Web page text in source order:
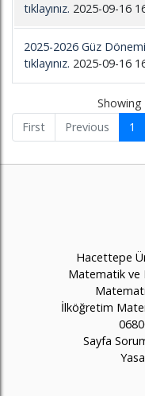
tıklayınız. 2025-09-16
2025-2026 Güz
tıklayınız. 2025-09-16
First
Previous 1
Hacettepe
Matematik ve
İlköğretim
Sayfa